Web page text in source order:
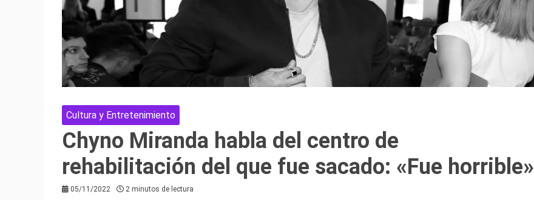
Cultura y Entretenimiento
Chyno Miranda habla del centro de
rehabilitación del que fue sacado: «Fue horrible»
05/11/2022 2 minutos de lectura